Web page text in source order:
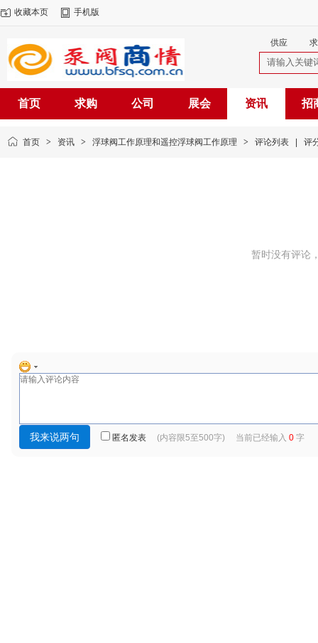
收藏本页 手机版
供应
首页 求购 公司 展会 资讯 招
首页 > 资讯 > 浮球阀工作原理和遥控浮球阀工作原理 > 评论列表 评
暂时没有评论
匿名发表 (内容限5至500字) 当前已经输入 0 字